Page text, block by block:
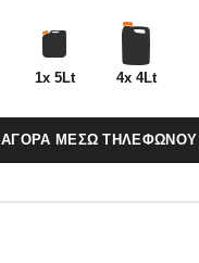
1x 5Lt 4x 4Lt
ΑΓΟΡΑ ΜΕΣΩ ΤΗΛΕΦΩΝΟΥ